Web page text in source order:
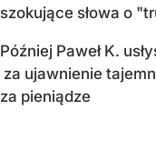
szokujące słowa o
Później Paweł K.
za ujawnienie
za pieniądze